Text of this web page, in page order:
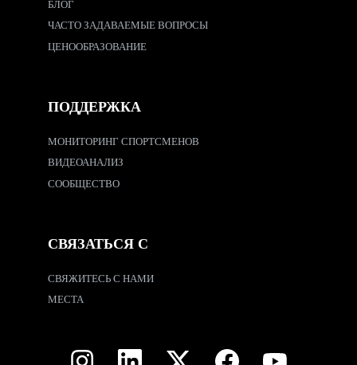
БЛОГ
ЧАСТО ЗАДАВАЕМЫЕ ВОПРОСЫ
ЦЕНООБРАЗОВАНИЕ
ПОДДЕРЖКА
МОНИТОРИНГ СПОРТСМЕНОВ
ВИДЕОАНАЛИЗ
СООБЩЕСТВО
СВЯЗАТЬСЯ С
СВЯЖИТЕСЬ С НАМИ
МЕСТА